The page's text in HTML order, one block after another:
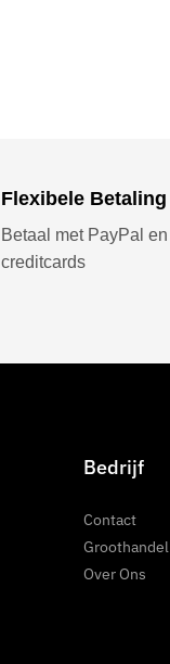
Flexibele Betaling
Betaal met PayPal en
creditcards
Bedrijf
Contact
Groothandel
Over Ons